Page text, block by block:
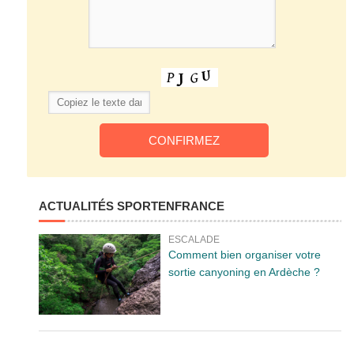
ACTUALITÉS SPORTENFRANCE
ESCALADE
Comment bien organiser votre
sortie canyoning en Ardèche ?